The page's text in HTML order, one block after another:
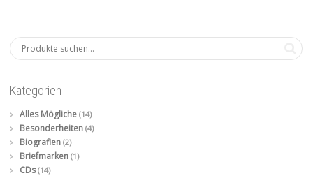
Kategorien
Alles Mögliche (14)
Besonderheiten (4)
Biografien (2)
Briefmarken (1)
CDs (14)